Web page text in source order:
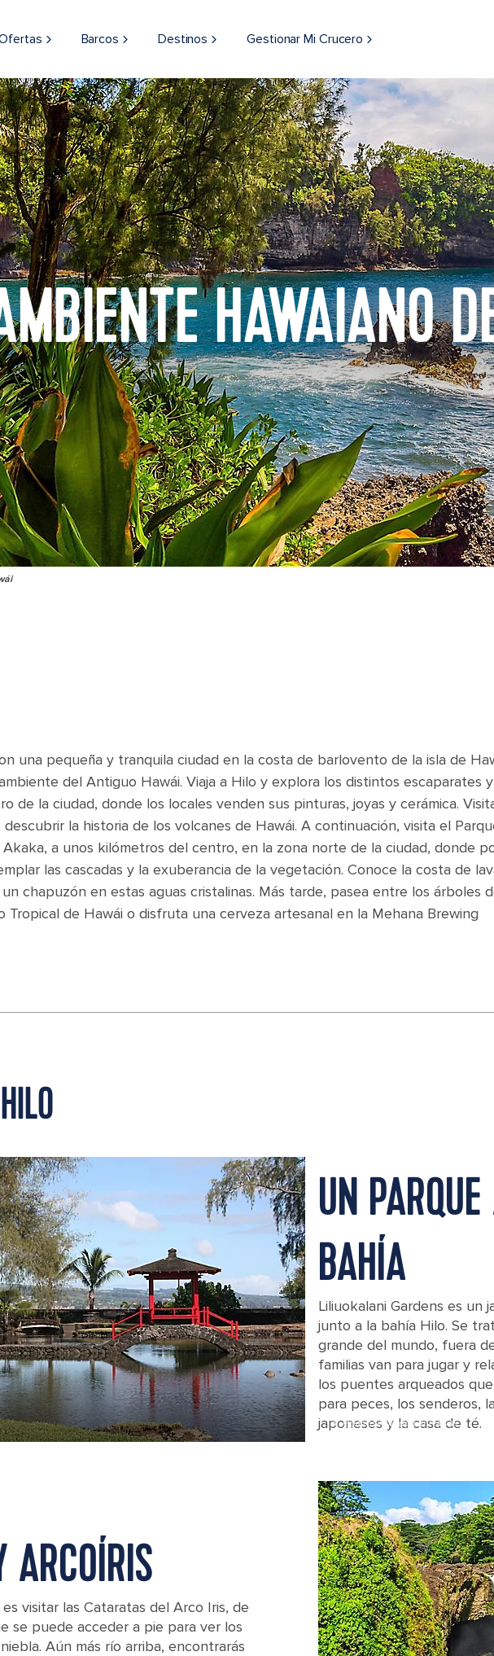
Barcos Destinos Gestionar Mi Crucero
HAWAIANO
una pequeña y tranquila ciudad en la costa de barlovento de la isla de
del Antiguo Hawái. Viaja a Hilo y explora los distintos escaparates y
de la ciudad, donde los locales venden sus pinturas, joyas y cerámica.
la historia de los volcanes de Hawái. A continuación, visita el
a unos kilómetros del centro, en la zona norte de la ciudad, donde
las cascadas y la exuberancia de la vegetación. Conoce la costa de
chapuzón en estas aguas cristalinas. Más tarde, pasea entre los árboles
Tropical de Hawái o disfruta una cerveza artesanal en la Mehana Brewing
A Japanese garden in Hawaii
UN
BAHÍA
Liliuokalani Gardens es un
junto a la bahía Hilo. Se
grande del mundo, fuera
familias van para jugar y
los puentes arqueados
para peces, los senderos,
japoneses y la casa de té.
ARCOÍRIS
visitar las Cataratas del Arco Iris, de
se puede acceder a pie para ver los
Aún más río arriba, encontrarás